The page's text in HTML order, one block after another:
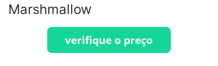
Marshmallow